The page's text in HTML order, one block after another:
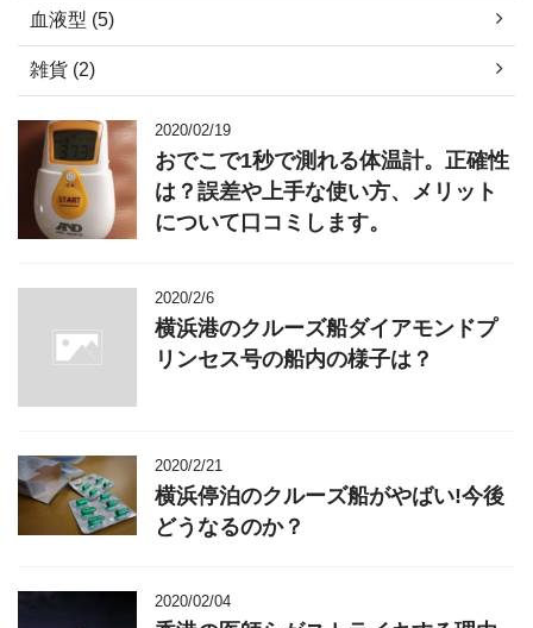
血液型 (5)
雑貨 (2)
2020/02/19
おでこで1秒で測れる体温計。正確性
は？誤差や上手な使い方、メリット
について口コミします。
2020/2/6
横浜港のクルーズ船ダイアモンドプ
リンセス号の船内の様子は？
2020/2/21
横浜停泊のクルーズ船がやばい!今後
どうなるのか？
2020/02/04